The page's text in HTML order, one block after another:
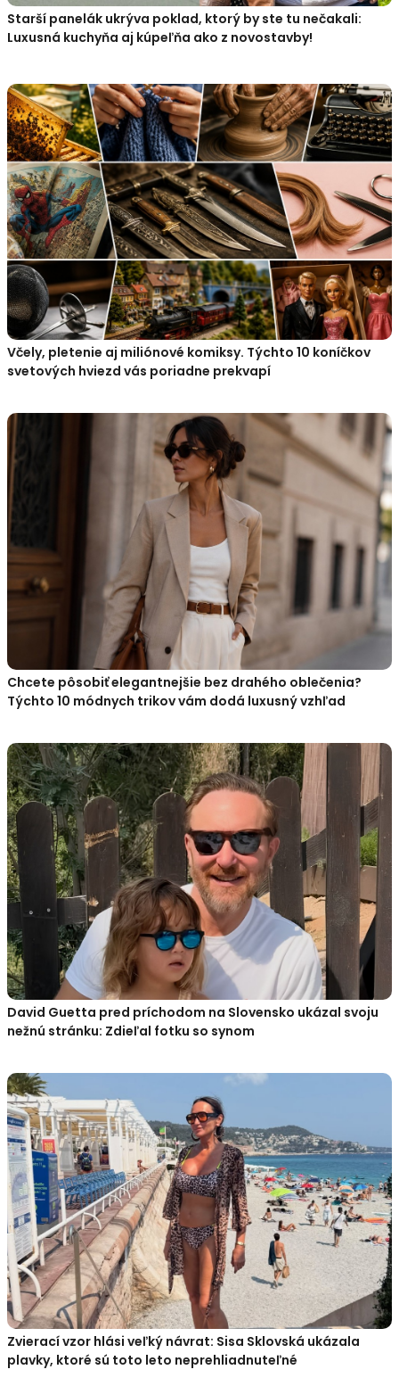
Starší panelák ukrýva poklad, ktorý by ste tu nečakali:
Luxusná kuchyňa aj kúpeľňa ako z novostavby!
Včely, pletenie aj miliónové komiksy. Týchto 10 koníčkov
svetových hviezd vás poriadne prekvapí
Chcete pôsobiť elegantnejšie bez drahého oblečenia?
Týchto 10 módnych trikov vám dodá luxusný vzhľad
David Guetta pred príchodom na Slovensko ukázal svoju
nežnú stránku: Zdieľal fotku so synom
Zvierací vzor hlási veľký návrat: Sisa Sklovská ukázala
plavky, ktoré sú toto leto neprehliadnuteľné